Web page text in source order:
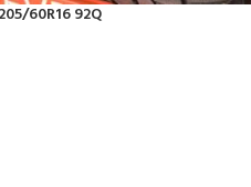
60R16 92Q